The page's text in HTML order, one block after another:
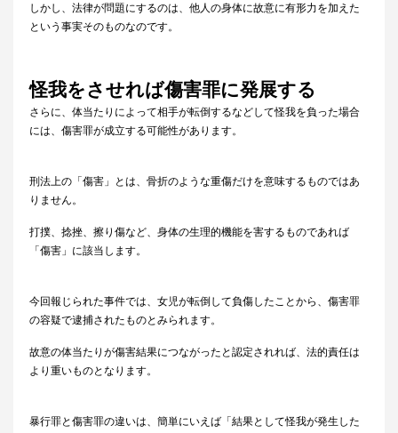
しかし、法律が問題にするのは、他人の身体に故意に有形力を加えた
という事実そのものなのです。
怪我をさせれば傷害罪に発展する
さらに、体当たりによって相手が転倒するなどして怪我を負った場合
には、傷害罪が成立する可能性があります。
刑法上の「傷害」とは、骨折のような重傷だけを意味するものではあ
りません。
打撲、捻挫、擦り傷など、身体の生理的機能を害するものであれば
「傷害」に該当します。
今回報じられた事件では、女児が転倒して負傷したことから、傷害罪
の容疑で逮捕されたものとみられます。
故意の体当たりが傷害結果につながったと認定されれば、法的責任は
より重いものとなります。
暴行罪と傷害罪の違いは、簡単にいえば「結果として怪我が発生した